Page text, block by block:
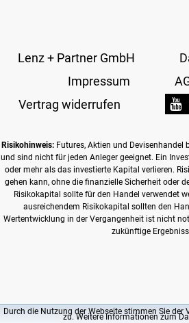
Durch die Nutzung der Webseite stimmen Sie der
zu. Weitere Informationen zum
Lenz + Partner GmbH
Impressum
Vertrag widerrufen
Risikohinweis: Futures, Aktien und Devisenhandel
und sind nicht für jeden Anleger geeignet. Ein
oder mehr als das investierte Kapital verlieren.
gehen kann, ohne die finanzielle Sicherheit oder
Risikokapital sollte für den Handel verwendet
ausreichendem Risikokapital sollten den
Wertentwicklung in der Vergangenheit ist nicht
zukünftige